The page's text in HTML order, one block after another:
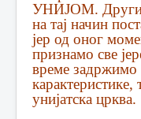
УНИЈОМ.
на тај начин
јер од оног
признамо све
време
карактеристике,
унијатска црква.